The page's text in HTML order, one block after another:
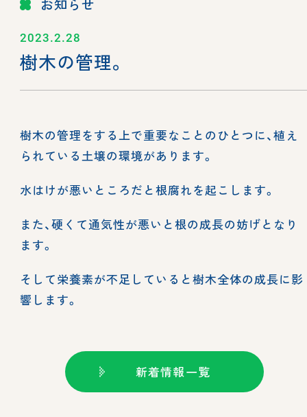
お知らせ
2023.2.28
樹木の管理。
樹木の管理をする上で重要なことのひとつに、植え
られている土壌の環境があります。
水はけが悪いところだと根腐れを起こします。
また、硬くて通気性が悪いと根の成長の妨げとなり
ます。
そして栄養素が不足していると樹木全体の成長に影
響します。
新着情報一覧